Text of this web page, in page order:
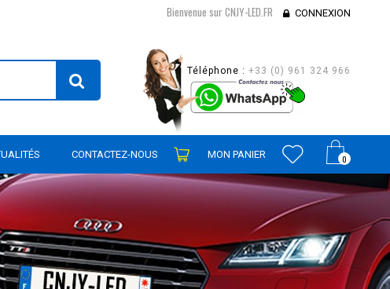
Bienvenue sur CNJY-LED.FR CONNEXION
Téléphone : +33 (0) 961 324 966
0
CONTACTEZ-NOUS MON PANIER